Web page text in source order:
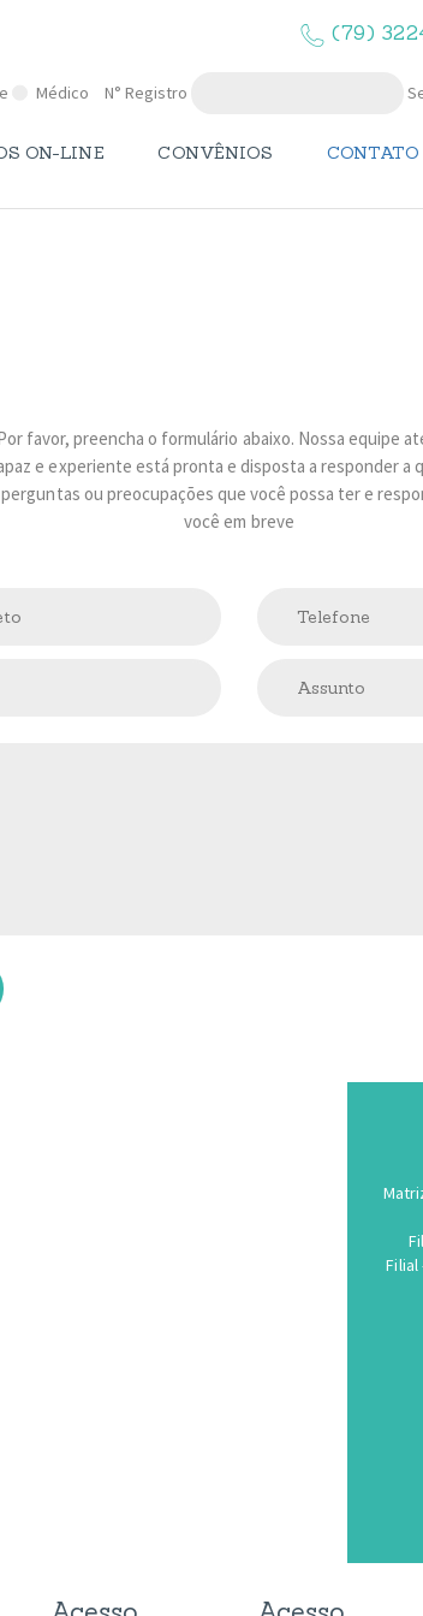
(79)
Médico N° Registro
ON-LINE CONVÊNIOS CONTATO
EXAMES
LAUDOS ON-
LINE
favor, preencha o formulário abaixo. Nossa equipe
e experiente está pronta e disposta a responder a
perguntas ou preocupações que você possa ter e
você em breve
Filial